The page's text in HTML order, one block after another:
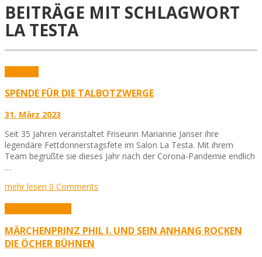
BEITRÄGE MIT SCHLAGWORT
LA TESTA
SPENDE FÜR DIE TALBOTZWERGE
31. März 2023
Seit 35 Jahren veranstaltet Friseurin Marianne Janser ihre
legendäre Fettdonnerstagsfete im Salon La Testa. Mit ihrem
Team begrüßte sie dieses Jahr nach der Corona-Pandemie endlich
…
mehr lesen 0 Comments
MÄRCHENPRINZ PHIL I. UND SEIN ANHANG ROCKEN
DIE ÖCHER BÜHNEN